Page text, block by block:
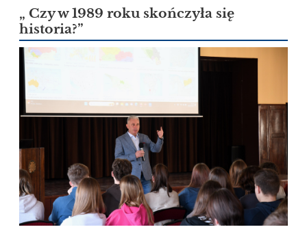
„ Czy w 1989 roku skończyła się
historia?”